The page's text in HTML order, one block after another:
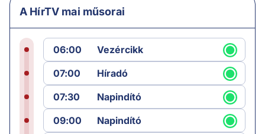
A HírTV mai műsorai
06:00
Vezércikk
07:00
Híradó
07:30
Napindító
09:00
Napindító